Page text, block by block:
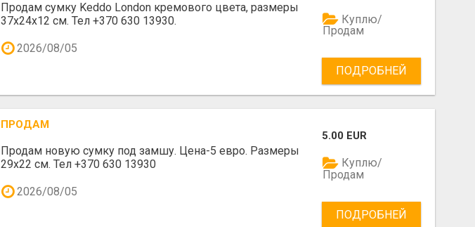
Продам сумку Keddo London кремового цвета, размеры
37x24x12 cм. Тел +370 630 13930.
2026/08/05
Куплю/
Продам
ПОДРОБНЕЙ
ПРОДАМ
Продам новую сумку под замшу. Цена-5 евро. Размеры
29х22 см. Тел +370 630 13930
2026/08/05
5.00 EUR
Куплю/
Продам
ПОДРОБНЕЙ